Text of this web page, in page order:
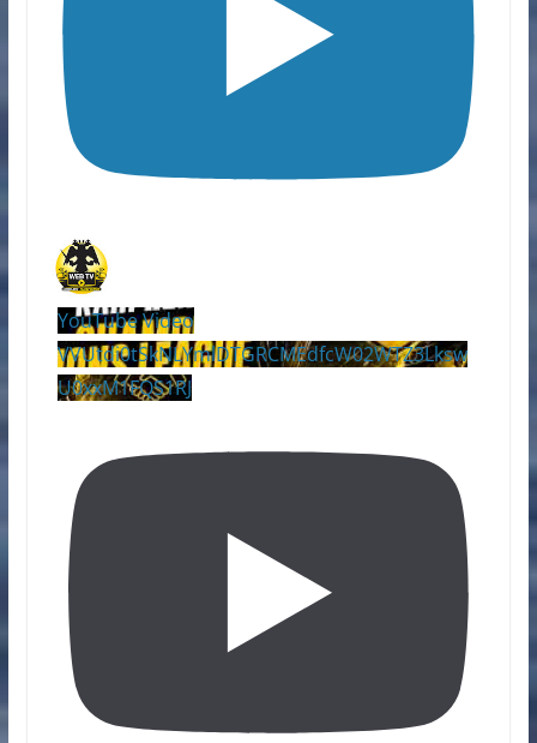
YouTube Video
VVUtdi0tSkNLYmlDTGRCMEdfcW02WTZ3Lksw
U0xxM1FQS1RJ